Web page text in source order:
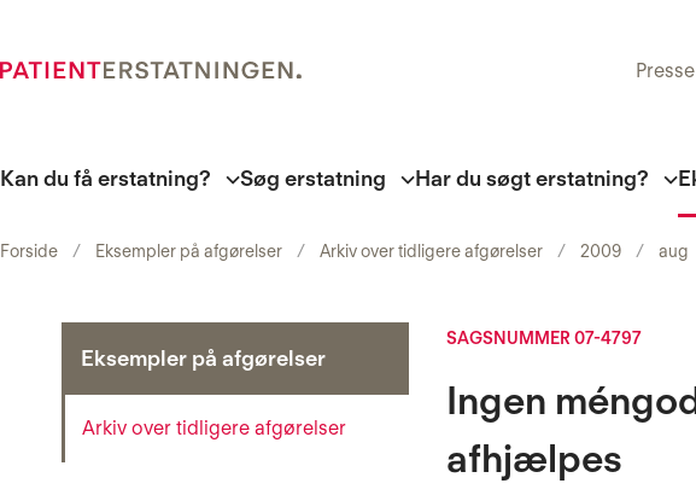
Kan du få erstatning? Søg erstatning Har du søgt erstatning?
Forside Eksempler på afgørelser Arkiv over tidligere afgørelser 2009 aug
Eksempler på afgørelser
Arkiv over tidligere afgørelser
SAGSNUMMER 07-4797
Ingen
afhjælpes